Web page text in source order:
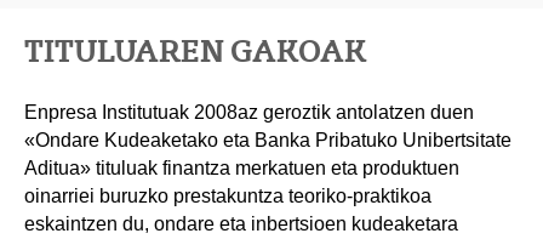
TITULUAREN GAKOAK
Enpresa Institutuak 2008az geroztik antolatzen duen
«Ondare Kudeaketako eta Banka Pribatuko Unibertsitate
Aditua» tituluak finantza merkatuen eta produktuen
oinarriei buruzko prestakuntza teoriko-praktikoa
eskaintzen du, ondare eta inbertsioen kudeaketara